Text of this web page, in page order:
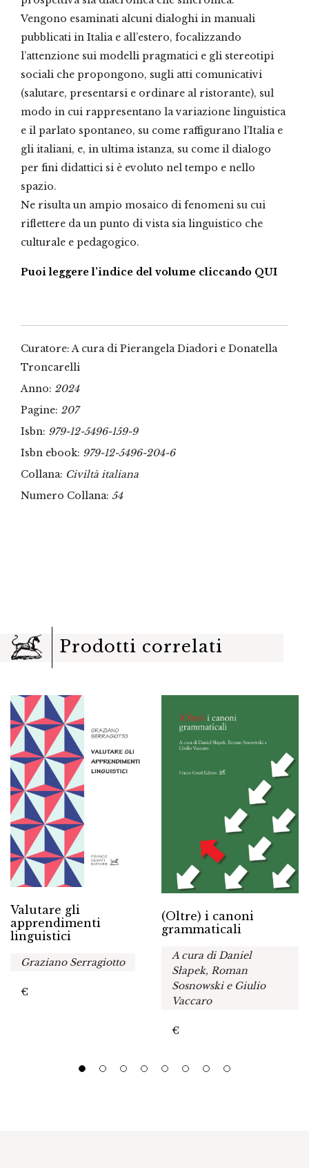
Vengono esaminati alcuni dialoghi in manuali
pubblicati in Italia e all’estero, focalizzando
l’attenzione sui modelli pragmatici e gli stereotipi
sociali che propongono, sugli atti comunicativi
(salutare, presentarsi e ordinare al ristorante), sul
modo in cui rappresentano la variazione linguistica
e il parlato spontaneo, su come raffigurano l’Italia e
gli italiani, e, in ultima istanza, su come il dialogo
per fini didattici si è evoluto nel tempo e nello
spazio.
Ne risulta un ampio mosaico di fenomeni su cui
riflettere da un punto di vista sia linguistico che
culturale e pedagogico.
Puoi leggere l’indice del volume cliccando QUI
Curatore: A cura di Pierangela Diadori e Donatella
Troncarelli
Anno: 2024
Pagine: 207
Isbn: 979-12-5496-159-9
Isbn ebook: 979-12-5496-204-6
Collana: Civiltà italiana
Numero Collana: 54
Prodotti correlati
Valutare gli
apprendimenti
linguistici
Graziano Serragiotto
€
(Oltre) i canoni
grammaticali
A cura di Daniel
Słapek, Roman
Sosnowski e Giulio
Vaccaro
€